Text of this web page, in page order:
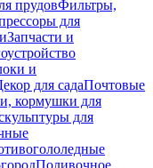
прудовФильтры,
для
Запчасти и
и
для садаПочтовые
кормушки для
для
Поливочное